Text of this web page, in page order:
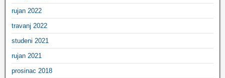
rujan 2022
travanj 2022
studeni 2021
rujan 2021
prosinac 2018